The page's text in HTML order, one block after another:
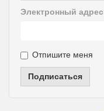
Электронный
Отпишите меня
Подписаться